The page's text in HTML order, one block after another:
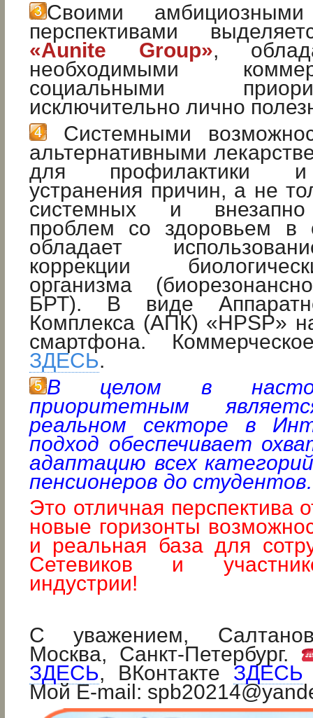
Своими
перспективами
«Aunite Group»,
необходимыми
социальными
исключительно лично
Системными
альтернативными
для профилактики и
устранения причин, а не
системных и
проблем со здоровьем в
обладает
коррекции
организма
БРТ). В виде
Комплекса (АПК) «HPSP»
смартфона.
ЗДЕСЬ.
В целом в
приоритетным
реальном секторе в
подход обеспечивает
адаптацию всех
пенсионеров до студентов.
Это отличная перспектива
новые горизонты
и реальная база для
Сетевиков и
индустрии!
С уважением,
Москва, Санкт-Петербург.
ЗДЕСЬ, ВКонтакте ЗДЕСЬ
Мой E-mail: